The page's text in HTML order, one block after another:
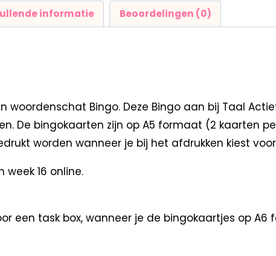
informatie Beoordelingen (0)
woordenschat Bingo. Deze Bingo aan bij Taal
De bingokaarten zijn op A5 formaat (2 kaarten
worden wanneer je bij het afdrukken kiest voor
16 online.
een task box, wanneer je de bingokaartjes op A6